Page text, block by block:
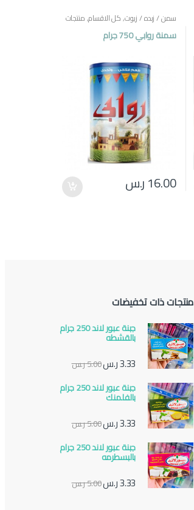
سمن / زبده / زيوت,كل الاقسام,منتجات
مصرية
سمنة روابي 750 جرام
16.00ر.س
منتجات ذات تخفيضات
جبنة عبور لاند 250 جرام
بالقشطه
3.33ر.س5.00ر.س
جبنة عبور لاند 250 جرام
بالفلمنك
3.33ر.س5.00ر.س
جبنة عبور لاند 250 جرام
بالبسطرمه
3.33ر.س5.00ر.س